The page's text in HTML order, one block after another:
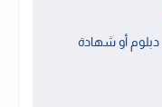
دبلوم أو شهادة